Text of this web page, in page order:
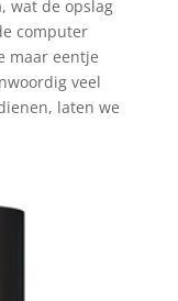
wat de opslag
computer
maar eentje
veel
laten we